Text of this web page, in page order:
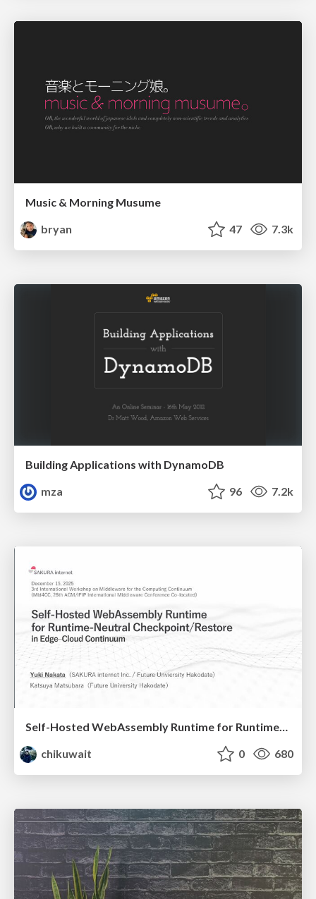
Music & Morning Musume
bryan
47 7.3k
Building Applications with DynamoDB
mza
96 7.2k
Self-Hosted WebAssembly Runtime for Runtime-Neutral Checkpoint/Restore in Edge–Cloud Continuum
chikuwait
0 680